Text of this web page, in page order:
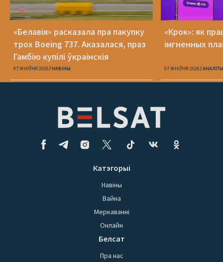
«Белавія» расказала пра пакупку
трох Boeing 737. Аказалася, праз
Гамбію купілі ўкраінскія
07 ЖНІЎНЯ 2026 НАВІНЫ
«Крок»: як
імгненных
07 ЖНІЎНЯ 2026
Катэгорыі
Навіны
Вайна
Меркаванні
Онлайн
Белсат
Пра нас